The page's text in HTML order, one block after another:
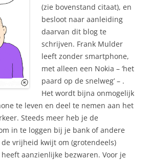
(zie bovenstand citaat), en
besloot naar aanleiding
daarvan dit blog te
schrijven. Frank Mulder
leeft zonder smartphone,
met alleen een Nokia – ‘het
paard op de snelweg’ – .
Het wordt bijna onmogelijk
te leven en deel te nemen aan het
Steeds meer heb je de
in te loggen bij je bank of andere
vrijheid kwijt om (grotendeels)
aanzienlijke bezwaren. Voor je